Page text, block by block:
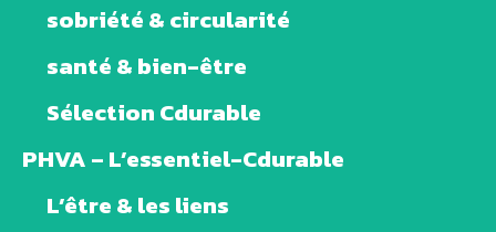
sobriété & circularité
santé & bien-être
Sélection Cdurable
PHVA – L’essentiel-Cdurable
L’être & les liens